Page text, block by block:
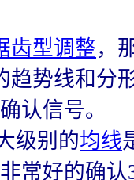
齿型调整，
趋势线和分
认信号。
级别的均线
常好的确